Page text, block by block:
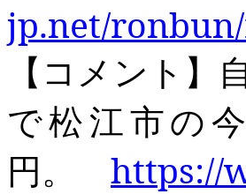
jp.net/
【コメント】
で松江市の
円。
https://